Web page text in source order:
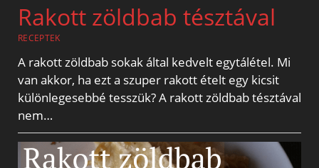
Rakott zöldbab tésztával
RECEPTEK
A rakott zöldbab sokak által kedvelt egytálétel. Mi
van akkor, ha ezt a szuper rakott ételt egy kicsit
különlegesebbé tesszük? A rakott zöldbab tésztával
nem…